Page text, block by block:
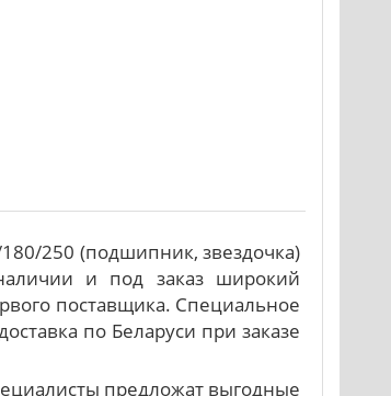
250 (подшипник, звездочка)
и под заказ широкий
поставщика. Специальное
по Беларуси при заказе
предложат выгодные